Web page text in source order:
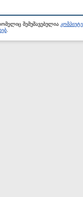
შემუშავებულია
.